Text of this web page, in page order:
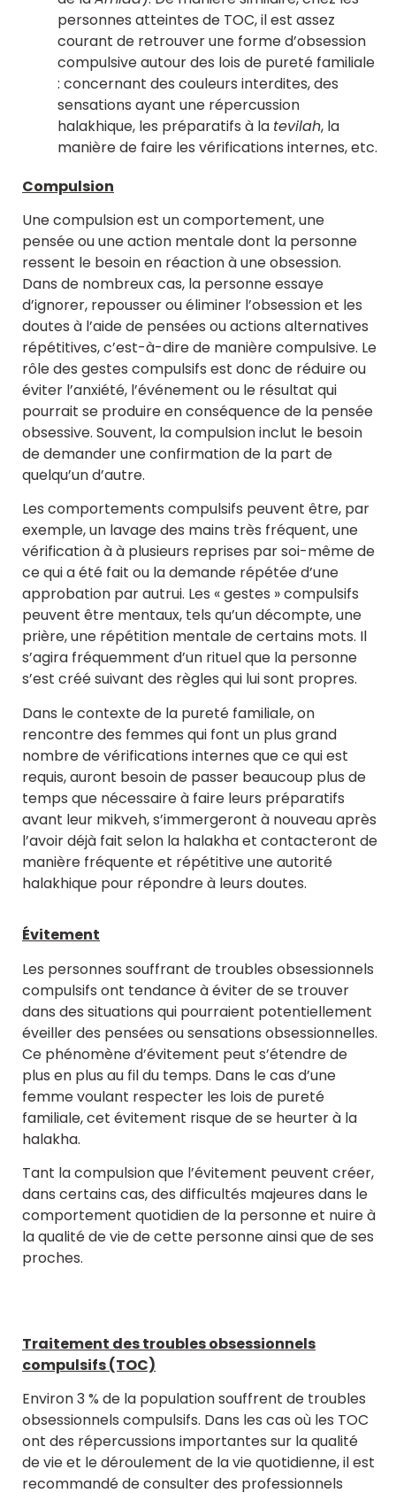
personnes atteintes de TOC, il est assez
courant de retrouver une forme d’obsession
compulsive autour des lois de pureté familiale
: concernant des couleurs interdites, des
sensations ayant une répercussion
halakhique, les préparatifs à la tevilah, la
manière de faire les vérifications internes, etc.
Compulsion
Une compulsion est un comportement, une
pensée ou une action mentale dont la personne
ressent le besoin en réaction à une obsession.
Dans de nombreux cas, la personne essaye
d’ignorer, repousser ou éliminer l’obsession et les
doutes à l’aide de pensées ou actions alternatives
répétitives, c’est-à-dire de manière compulsive. Le
rôle des gestes compulsifs est donc de réduire ou
éviter l’anxiété, l’événement ou le résultat qui
pourrait se produire en conséquence de la pensée
obsessive. Souvent, la compulsion inclut le besoin
de demander une confirmation de la part de
quelqu’un d’autre.
Les comportements compulsifs peuvent être, par
exemple, un lavage des mains très fréquent, une
vérification à à plusieurs reprises par soi-même de
ce qui a été fait ou la demande répétée d’une
approbation par autrui. Les « gestes » compulsifs
peuvent être mentaux, tels qu’un décompte, une
prière, une répétition mentale de certains mots. Il
s’agira fréquemment d’un rituel que la personne
s’est créé suivant des règles qui lui sont propres.
Dans le contexte de la pureté familiale, on
rencontre des femmes qui font un plus grand
nombre de vérifications internes que ce qui est
requis, auront besoin de passer beaucoup plus de
temps que nécessaire à faire leurs préparatifs
avant leur mikveh, s’immergeront à nouveau après
l’avoir déjà fait selon la halakha et contacteront de
manière fréquente et répétitive une autorité
halakhique pour répondre à leurs doutes.
Évitement
Les personnes souffrant de troubles obsessionnels
compulsifs ont tendance à éviter de se trouver
dans des situations qui pourraient potentiellement
éveiller des pensées ou sensations obsessionnelles.
Ce phénomène d’évitement peut s’étendre de
plus en plus au fil du temps. Dans le cas d’une
femme voulant respecter les lois de pureté
familiale, cet évitement risque de se heurter à la
halakha.
Tant la compulsion que l’évitement peuvent créer,
dans certains cas, des difficultés majeures dans le
comportement quotidien de la personne et nuire à
la qualité de vie de cette personne ainsi que de ses
proches.
Traitement des troubles obsessionnels
compulsifs (TOC)
Environ 3 % de la population souffrent de troubles
obsessionnels compulsifs. Dans les cas où les TOC
ont des répercussions importantes sur la qualité
de vie et le déroulement de la vie quotidienne, il est
recommandé de consulter des professionnels